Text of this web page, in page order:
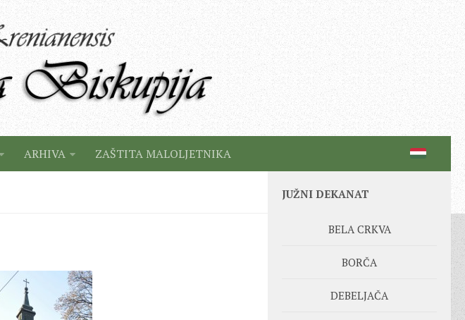
ARHIVA ZAŠTITA MALOLJETNIKA
JUŽNI DEKANAT
BELA CRKVA
BORČA
DEBELJAČA